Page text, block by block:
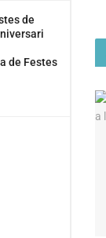
de
de Festes